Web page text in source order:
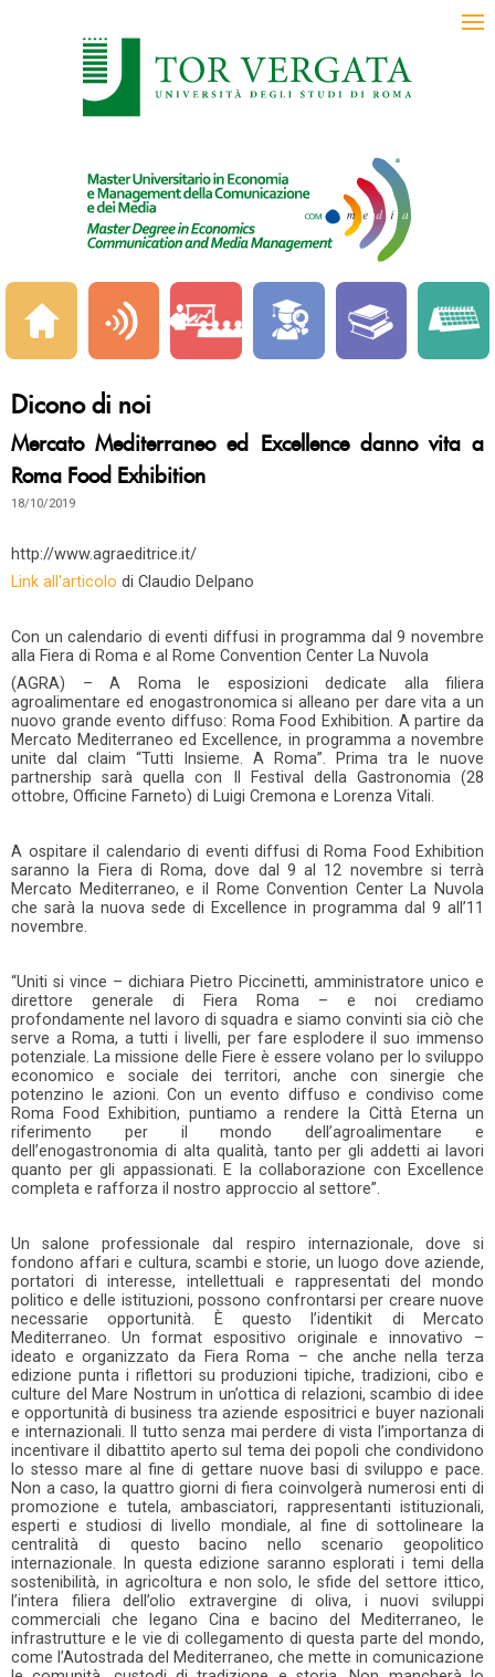
Dicono di noi
Mercato Mediterraneo ed Excellence danno vita a
Roma Food Exhibition
18/10/2019
http://www.agraeditrice.it/
Link all'articolo di Claudio Delpano
Con un calendario di eventi diffusi in programma dal 9 novembre
alla Fiera di Roma e al Rome Convention Center La Nuvola
(AGRA) – A Roma le esposizioni dedicate alla filiera
agroalimentare ed enogastronomica si alleano per dare vita a un
nuovo grande evento diffuso: Roma Food Exhibition. A partire da
Mercato Mediterraneo ed Excellence, in programma a novembre
unite dal claim “Tutti Insieme. A Roma”. Prima tra le nuove
partnership sarà quella con Il Festival della Gastronomia (28
ottobre, Officine Farneto) di Luigi Cremona e Lorenza Vitali.
A ospitare il calendario di eventi diffusi di Roma Food Exhibition
saranno la Fiera di Roma, dove dal 9 al 12 novembre si terrà
Mercato Mediterraneo, e il Rome Convention Center La Nuvola
che sarà la nuova sede di Excellence in programma dal 9 all’11
novembre.
“Uniti si vince – dichiara Pietro Piccinetti, amministratore unico e
direttore generale di Fiera Roma – e noi crediamo
profondamente nel lavoro di squadra e siamo convinti sia ciò che
serve a Roma, a tutti i livelli, per fare esplodere il suo immenso
potenziale. La missione delle Fiere è essere volano per lo sviluppo
economico e sociale dei territori, anche con sinergie che
potenzino le azioni. Con un evento diffuso e condiviso come
Roma Food Exhibition, puntiamo a rendere la Città Eterna un
riferimento per il mondo dell’agroalimentare e
dell’enogastronomia di alta qualità, tanto per gli addetti ai lavori
quanto per gli appassionati. E la collaborazione con Excellence
completa e rafforza il nostro approccio al settore”.
Un salone professionale dal respiro internazionale, dove si
fondono affari e cultura, scambi e storie, un luogo dove aziende,
portatori di interesse, intellettuali e rappresentati del mondo
politico e delle istituzioni, possono confrontarsi per creare nuove
necessarie opportunità. È questo l’identikit di Mercato
Mediterraneo. Un format espositivo originale e innovativo –
ideato e organizzato da Fiera Roma – che anche nella terza
edizione punta i riflettori su produzioni tipiche, tradizioni, cibo e
culture del Mare Nostrum in un’ottica di relazioni, scambio di idee
e opportunità di business tra aziende espositrici e buyer nazionali
e internazionali. Il tutto senza mai perdere di vista l’importanza di
incentivare il dibattito aperto sul tema dei popoli che condividono
lo stesso mare al fine di gettare nuove basi di sviluppo e pace.
Non a caso, la quattro giorni di fiera coinvolgerà numerosi enti di
promozione e tutela, ambasciatori, rappresentanti istituzionali,
esperti e studiosi di livello mondiale, al fine di sottolineare la
centralità di questo bacino nello scenario geopolitico
internazionale. In questa edizione saranno esplorati i temi della
sostenibilità, in agricoltura e non solo, le sfide del settore ittico,
l’intera filiera dell’olio extravergine di oliva, i nuovi sviluppi
commerciali che legano Cina e bacino del Mediterraneo, le
infrastrutture e le vie di collegamento di questa parte del mondo,
come l’Autostrada del Mediterraneo, che mette in comunicazione